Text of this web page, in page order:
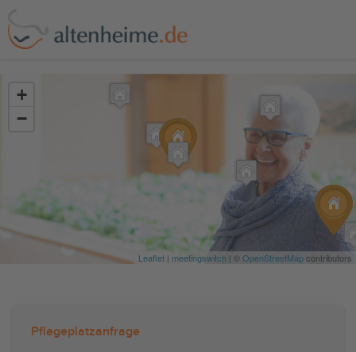
+
−
Leaflet | meetingswitch | ©OpenStreetMapcontributors
Pflegeplatzanfrage